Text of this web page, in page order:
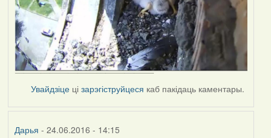
Увайдзіце цізарэгіструйцеся каб пакідаць каментары.
Дарья - 24.06.2016 - 14:15